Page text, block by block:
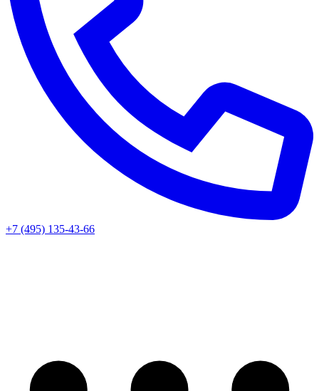
+7 (495) 135-43-66